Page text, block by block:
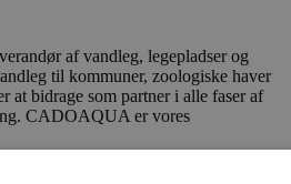
af vandleg, legepladser og
til kommuner, zoologiske haver
at bidrage som partner i alle faser af
CADOAQUA er vores